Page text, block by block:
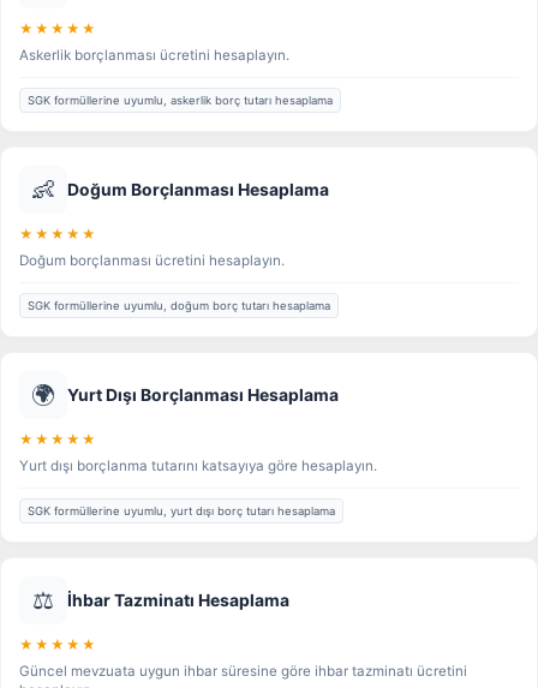
★★★★★
Askerlik borçlanması ücretini hesaplayın.
SGK formüllerine uyumlu, askerlik borç tutarı hesaplama
👶 Doğum Borçlanması Hesaplama
★★★★★
Doğum borçlanması ücretini hesaplayın.
SGK formüllerine uyumlu, doğum borç tutarı hesaplama
🌍 Yurt Dışı Borçlanması Hesaplama
★★★★★
Yurt dışı borçlanma tutarını katsayıya göre hesaplayın.
SGK formüllerine uyumlu, yurt dışı borç tutarı hesaplama
⚖️ İhbar Tazminatı Hesaplama
★★★★★
Güncel mevzuata uygun ihbar süresine göre ihbar tazminatı ücretini